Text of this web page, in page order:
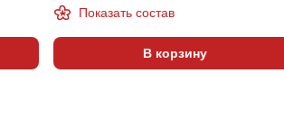
Показать состав
В корзину